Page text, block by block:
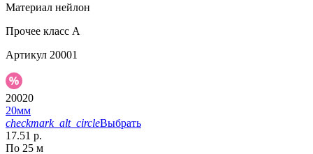
Материал нейлон
Прочее класс А
Артикул 20001
20020
20мм
checkmark_alt_circleВыбрать
17.51 р.
По 25 м